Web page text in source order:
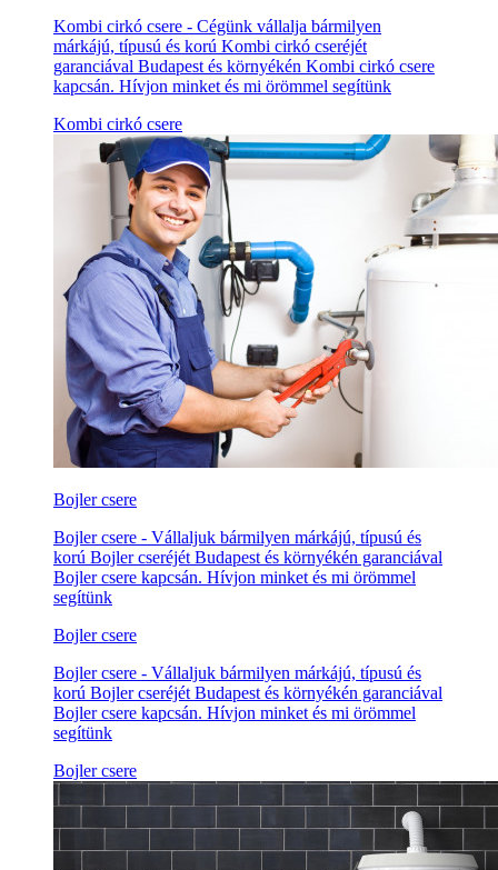
Kombi cirkó csere - Cégünk vállalja bármilyen
márkájú, típusú és korú Kombi cirkó cseréjét
garanciával Budapest és környékén Kombi cirkó csere
kapcsán. Hívjon minket és mi örömmel segítünk
Kombi cirkó csere
Bojler csere
Bojler csere - Vállaljuk bármilyen márkájú, típusú és
korú Bojler cseréjét Budapest és környékén garanciával
Bojler csere kapcsán. Hívjon minket és mi örömmel
segítünk
Bojler csere
Bojler csere - Vállaljuk bármilyen márkájú, típusú és
korú Bojler cseréjét Budapest és környékén garanciával
Bojler csere kapcsán. Hívjon minket és mi örömmel
segítünk
Bojler csere